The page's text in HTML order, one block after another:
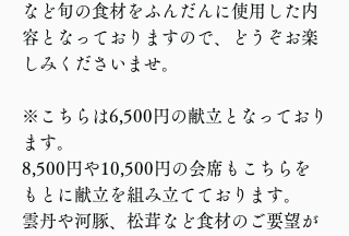
など旬の食材をふんだんに使用した内
容となっておりますので、どうぞお楽
しみくださいませ。
※こちらは6,500円の献立となっており
ます。
8,500円や10,500円の会席もこちらを
もとに献立を組み立てております。
雲丹や河豚、松茸など食材のご要望が